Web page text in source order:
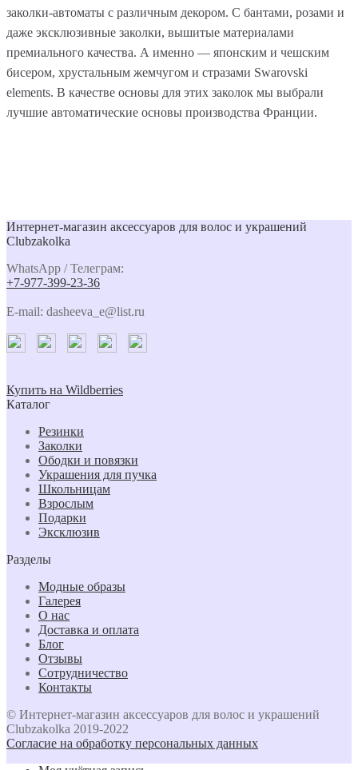
заколки-автоматы с различным декором. С бантами, розами и
даже эксклюзивные заколки, вышитые материалами
премиального качества. А именно — японским и чешским
бисером, хрустальным жемчугом и стразами Swarovski
elements. В качестве основы для этих заколок мы выбрали
лучшие автоматические основы производства Франции.
Интернет-магазин аксессуаров для волос и украшений
Clubzakolka
WhatsApp / Телеграм:
+7-977-399-23-36
E-mail: dasheeva_e@list.ru
Купить на Wildberries
Каталог
Резинки
Заколки
Ободки и повязки
Украшения для пучка
Школьницам
Взрослым
Подарки
Эксклюзив
Разделы
Модные образы
Галерея
О нас
Доставка и оплата
Блог
Отзывы
Сотрудничество
Контакты
© Интернет-магазин аксессуаров для волос и украшений
Clubzakolka 2019-2022
Согласие на обработку персональных данных